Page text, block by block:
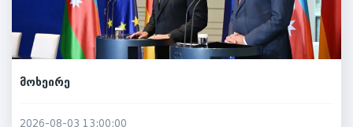
მოხეირე
2026-08-03 13:00:00